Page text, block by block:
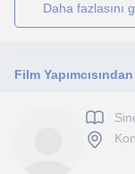
daha fazlasını
Film